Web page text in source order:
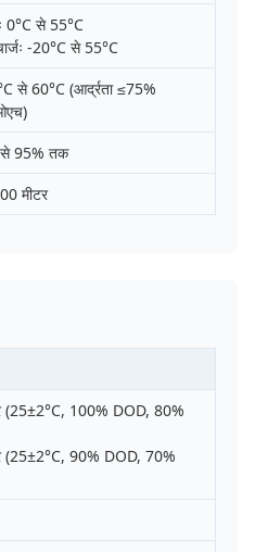
0°C से 55°C
-20°C से 55°C
से 60°C (आर्द्रता ≤75%
95% तक
मीटर
100% DOD, 80%
90% DOD, 70%